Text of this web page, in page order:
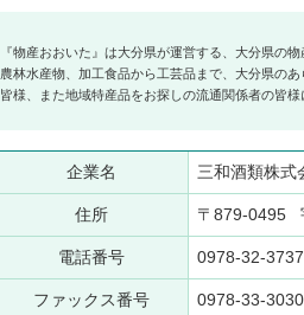
『物産おおいた』は大分県が運営する、大分県の
農林水産物、加工食品から工芸品まで、大分県の
皆様、また地域特産品をお探しの流通関係者の皆様
企業名 三和酒類株式
住所 〒879-0495
電話番号 0978-32-3737
ファックス番号 0978-33-3030